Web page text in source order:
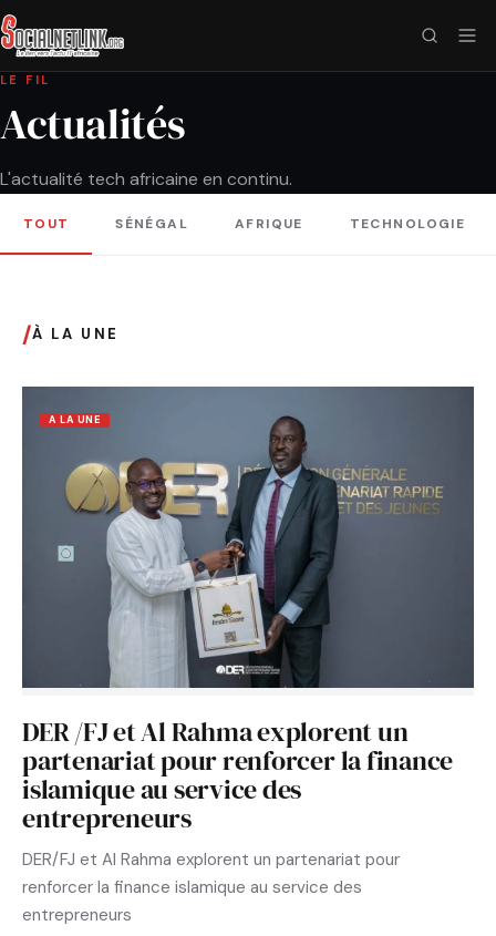
LE FIL
Actualités
L'actualité tech africaine en continu.
TOUT SÉNÉGAL AFRIQUE TECHNOLOGIE
/À LA UNE
A LA UNE
DER /FJ et Al Rahma explorent un
partenariat pour renforcer la finance
islamique au service des
entrepreneurs
DER/FJ et Al Rahma explorent un partenariat pour
renforcer la finance islamique au service des
entrepreneurs